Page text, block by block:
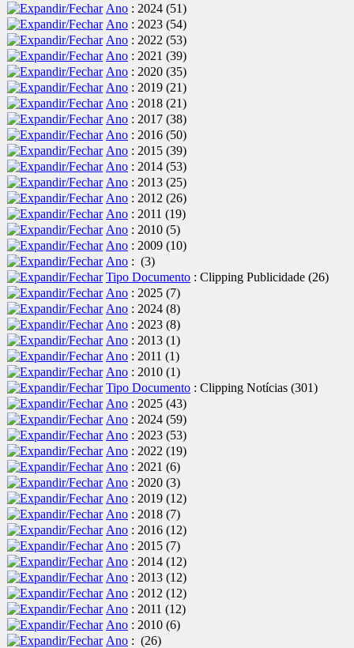
Ano : 2024 ‎(51)
Ano : 2023 ‎(54)
Ano : 2022 ‎(53)
Ano : 2021 ‎(39)
Ano : 2020 ‎(35)
Ano : 2019 ‎(21)
Ano : 2018 ‎(21)
Ano : 2017 ‎(38)
Ano : 2016 ‎(50)
Ano : 2015 ‎(39)
Ano : 2014 ‎(53)
Ano : 2013 ‎(25)
Ano : 2012 ‎(26)
Ano : 2011 ‎(19)
Ano : 2010 ‎(5)
Ano : 2009 ‎(10)
Ano : ‎(3)
Tipo Documento : Clipping Publicidade ‎(26)
Ano : 2025 ‎(7)
Ano : 2024 ‎(8)
Ano : 2023 ‎(8)
Ano : 2013 ‎(1)
Ano : 2011 ‎(1)
Ano : 2010 ‎(1)
Tipo Documento : Clipping Notícias ‎(301)
Ano : 2025 ‎(43)
Ano : 2024 ‎(59)
Ano : 2023 ‎(53)
Ano : 2022 ‎(19)
Ano : 2021 ‎(6)
Ano : 2020 ‎(3)
Ano : 2019 ‎(12)
Ano : 2018 ‎(7)
Ano : 2016 ‎(12)
Ano : 2015 ‎(7)
Ano : 2014 ‎(12)
Ano : 2013 ‎(12)
Ano : 2012 ‎(12)
Ano : 2011 ‎(12)
Ano : 2010 ‎(6)
Ano : ‎(26)